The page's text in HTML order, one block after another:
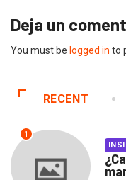
Deja un
You must be logged in to
RECENT
1